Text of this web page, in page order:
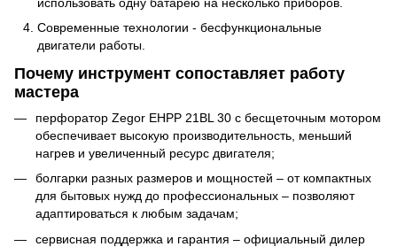
Современные технологии - бесфункциональные
двигатели работы.
Почему инструмент сопоставляет работу
мастера
перфоратор Zegor EHPP 21BL 30 с бесщеточным мотором
обеспечивает высокую производительность, меньший
нагрев и увеличенный ресурс двигателя;
болгарки разных размеров и мощностей – от компактных
для бытовых нужд до профессиональных – позволяют
адаптироваться к любым задачам;
сервисная поддержка и гарантия – официальный дилер